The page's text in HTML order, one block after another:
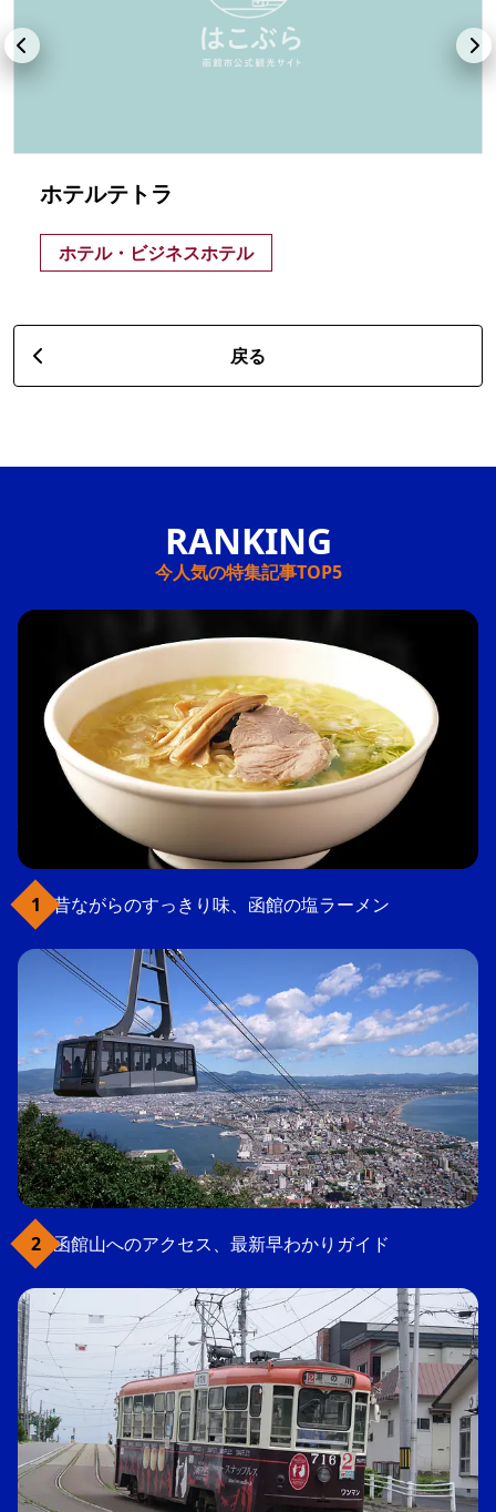
ホテルテトラ
ホテル・ビジネスホテル
戻る
今人気の特集記事TOP5
昔ながらのすっきり味、函館の塩ラーメン
函館山へのアクセス、最新早わかりガイド